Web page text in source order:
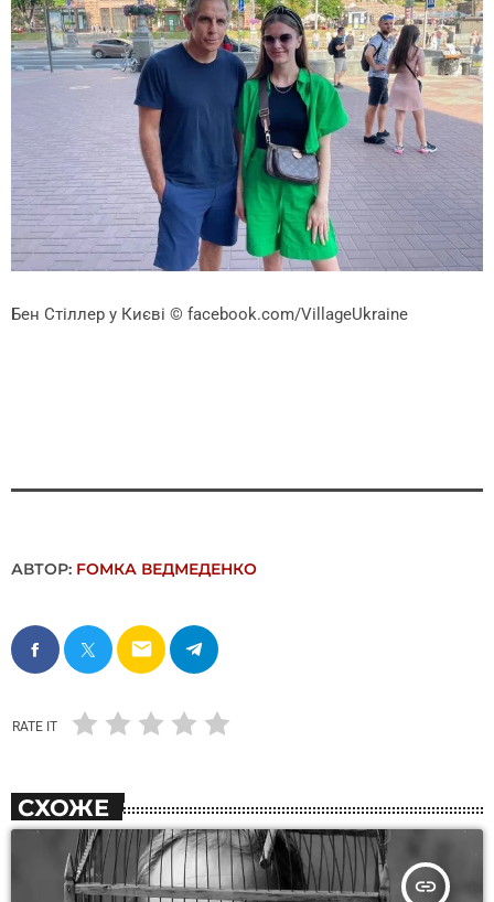
Бен Стіллер у Києві © facebook.com/VillageUkraine
АВТОР: FОMКА ВЕДМЕДЕНКО
email
RATE IT
СХОЖЕ
insert_link